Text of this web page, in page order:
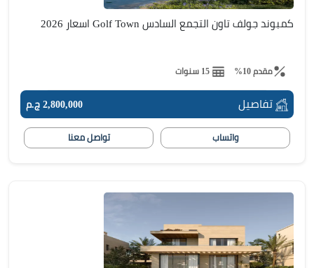
كمبوند جولف تاون التجمع السادس Golf Town اسعار 2026
مقدم 10% 15 سنوات
تفاصيل 2,800,000 ج.م
واتساب تواصل معنا